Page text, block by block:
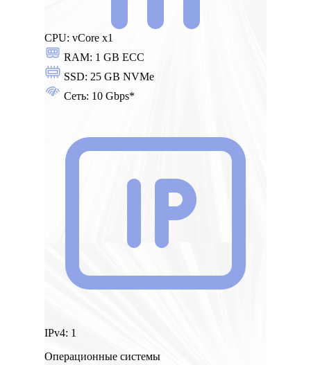
CPU: vCore x1
RAM: 1 GB ECC
SSD: 25 GB NVMe
Сеть: 10 Gbps*
IPv4: 1
Операционные системы